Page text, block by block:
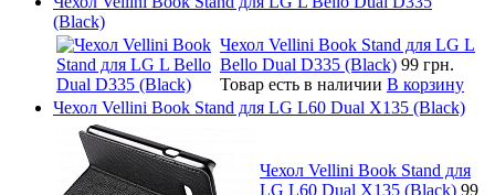
(Black)
Чехол Vellini Book Stand для LG L
Bello Dual D335 (Black) 99 грн.
Товар есть в наличии В корзину
Чехол Vellini Book Stand для LG L60 Dual X135 (Black)
Чехол Vellini Book Stand для
LG L60 Dual X135 (Black) 99